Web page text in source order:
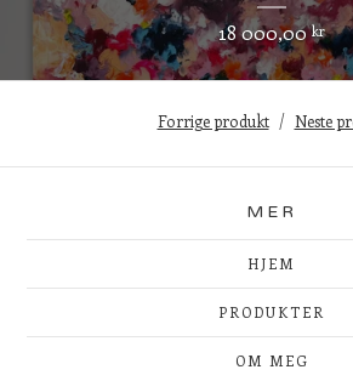
18 000,00kr
Forrige produkt Neste
MER
HJEM
PRODUKTER
OM MEG